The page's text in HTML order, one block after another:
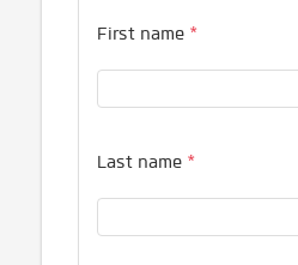
First name *
Last name *